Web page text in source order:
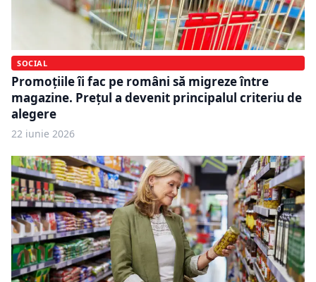
SOCIAL
Promoțiile îi fac pe români să migreze între
magazine. Prețul a devenit principalul criteriu de
alegere
22 iunie 2026